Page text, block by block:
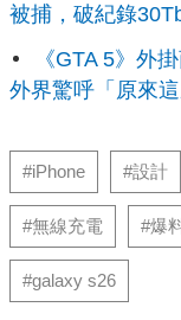
被捕，破紀錄
《GTA 5》外
外界驚呼「原來
#iPhone #設計
#無線充電 #爆
#galaxy s26